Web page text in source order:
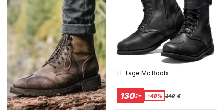
H-Tage Mc Boots
130:- -48% 249 €